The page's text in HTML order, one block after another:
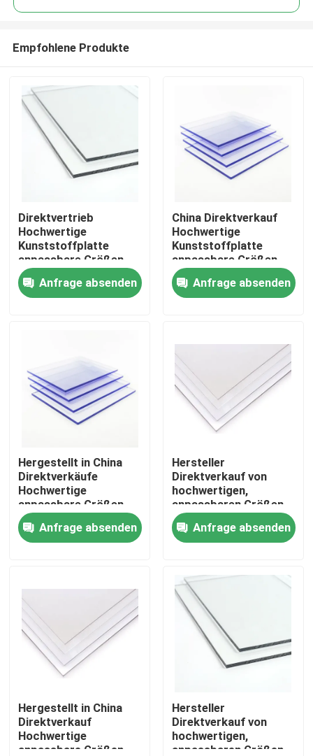
Über uns
Produkte
Videos
Polycarbonatshöhlenblatt
Polycarbonat prägeartiges Blatt
gewölbtes Polycarbonatsblatt
Plastikacrylblatt
Empfohlene Produkte
Direktvertrieb
Hochwertige
Kunststoffplatte
anpassbare Größen
Transparentes
Kunststoffblech
Festes
Anfrage absenden
China Direktverkauf
Hochwertige
Kunststoffplatte
anpassbare Größen
Transparentes
Kunststoffblech
Festes
Anfrage absenden
Hergestellt in China
Direktverkäufe
Hochwertige
anpassbare Größen
Transparentes
Kunststoffblech
Festes
Anfrage absenden
Hersteller
Direktverkauf von
hochwertigen,
anpassbaren Größen
Transparentes
Kunststoffblech
Festes
Anfrage absenden
Hergestellt in China
Direktverkauf
Hochwertige
anpassbare Größen
Hersteller
Direktverkauf von
hochwertigen,
anpassbaren Größen